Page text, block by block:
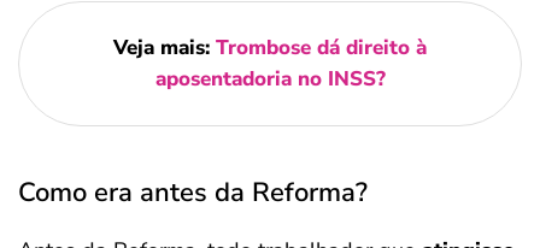
Veja mais: Trombose dá direito à
aposentadoria no INSS?
Como era antes da Reforma?